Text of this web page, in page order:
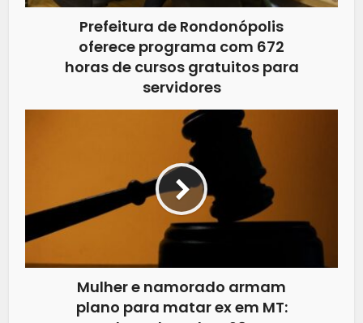
Prefeitura de Rondonópolis
oferece programa com 672
horas de cursos gratuitos para
servidores
Mulher e namorado armam
plano para matar ex em MT: